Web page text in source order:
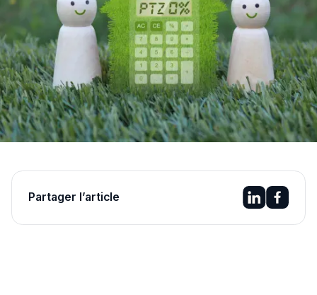
Partager l’article